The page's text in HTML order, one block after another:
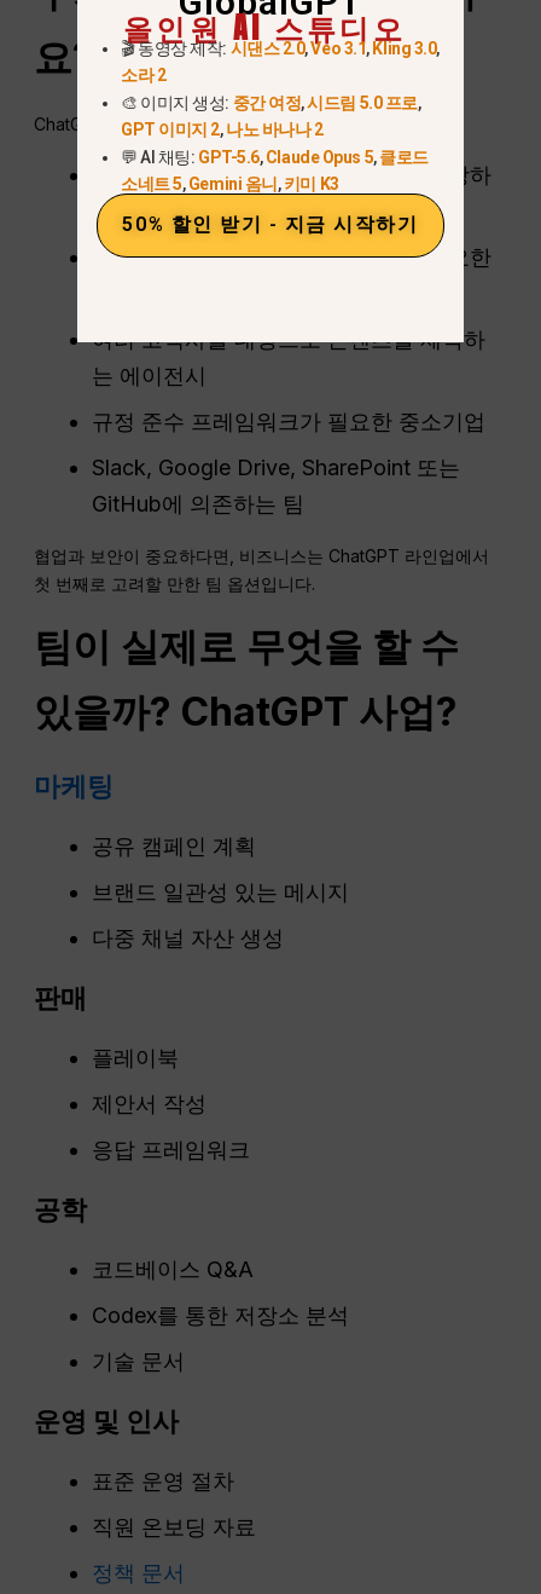
요?ChatGPT사업?
ChatGPT Business는 다음과 같은 경우에 이상적입니다:
다양한 직무에서 AI를 활용하여 팀 확장하
기
AI 워크플로우에 대한 공유 접근이 필요한
여러 고객사를 대상으로 콘텐츠를 제작하
는 에이전시
규정 준수 프레임워크가 필요한 중소기업
Slack, Google Drive, SharePoint 또는
GitHub에 의존하는 팀
협업과 보안이 중요하다면, 비즈니스는 ChatGPT 라인업에서
첫 번째로 고려할 만한 팀 옵션입니다.
팀이 실제로 무엇을 할 수
있을까? ChatGPT 사업?
마케팅
공유 캠페인 계획
브랜드 일관성 있는 메시지
다중 채널 자산 생성
판매
플레이북
제안서 작성
응답 프레임워크
공학
코드베이스 Q&A
Codex를 통한 저장소 분석
기술 문서
운영 및 인사
표준 운영 절차
직원 온보딩 자료
정책 문서
올인원 AI 스튜디오
🎬 동영상 제작: 시댄스 2.0,Veo 3.1, Kling 3.0,
소라 2
🎨 이미지 생성: 중간 여정,시드림 5.0 프로,
GPT 이미지 2,나노 바나나 2
💬 AI 채팅: GPT-5.6,Claude Opus 5,클로드
소네트 5,Gemini 옴니 ,키미 K3
50% 할인 받기 - 지금 시작하기